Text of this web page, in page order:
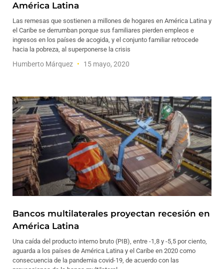
América Latina
Las remesas que sostienen a millones de hogares en América Latina y
el Caribe se derrumban porque sus familiares pierden empleos e
ingresos en los países de acogida, y el conjunto familiar retrocede
hacia la pobreza, al superponerse la crisis
Humberto Márquez 15 mayo, 2020
Bancos multilaterales proyectan recesión en
América Latina
Una caída del producto interno bruto (PIB), entre -1,8 y -5,5 por ciento,
aguarda a los países de América Latina y el Caribe en 2020 como
consecuencia de la pandemia covid-19, de acuerdo con las